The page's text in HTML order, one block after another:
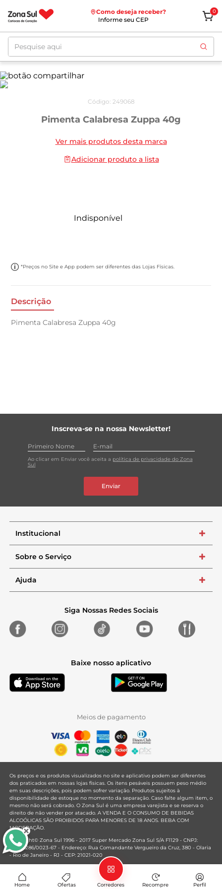
Home Ofertas Corredores Recompre Perfil
Como deseja receber?
Informe seu CEP
0
Pesquise aqui
Código: 249068
Pimenta Calabresa Zuppa 40g
Ver mais produtos desta marca
Adicionar produto a lista
Indisponível
*Preços no Site e App podem ser diferentes das Lojas Físicas.
Descrição
Pimenta Calabresa Zuppa 40g
Inscreva-se na nossa Newsletter!
Ao clicar em Enviar você aceita a política de privacidade do Zona
Sul
Enviar
Institucional +
Sobre o Serviço +
Ajuda +
Siga Nossas Redes Sociais
Baixe nosso aplicativo
Meios de pagamento
Os preços e os produtos visualizados no site e aplicativo podem ser diferentes
dos praticados em nossas lojas físicas. Os itens pesáveis possuem peso médio
em suas descrições, pois podem sofrer variação. Produtos sujeitos à
disponibilidade de estoque no momento da separação. Caso falte algum item, o
mesmo não será cobrado. O Zona Sul é uma empresa varejista e se reserva o
direito de não vender por atacado. A VENDA E O CONSUMO DE BEBIDAS
ALCOÓLICAS SÃO PROIBIDOS PARA MENORES DE 18 ANOS. BEBA COM
MODERAÇÃO.
Copyright© Zona Sul 1996 - 2017 Super Mercado Zona Sul S/A F1129 - CNPJ:
33.381.286/0023-67 - Endereço: Rua Comandante Vergueiro da Cruz, 380 - Olaria
- Rio de Janeiro - RJ - CEP: 21021-020
Mantido por